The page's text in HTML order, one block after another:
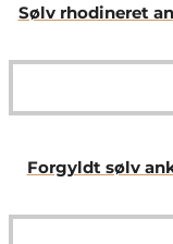
Sølv rhodineret
Forgyldt sølv